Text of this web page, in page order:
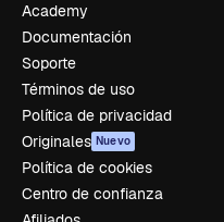
Academy
Documentación
Soporte
Términos de uso
Política de privacidad
Originales Nuevo
Política de cookies
Centro de confianza